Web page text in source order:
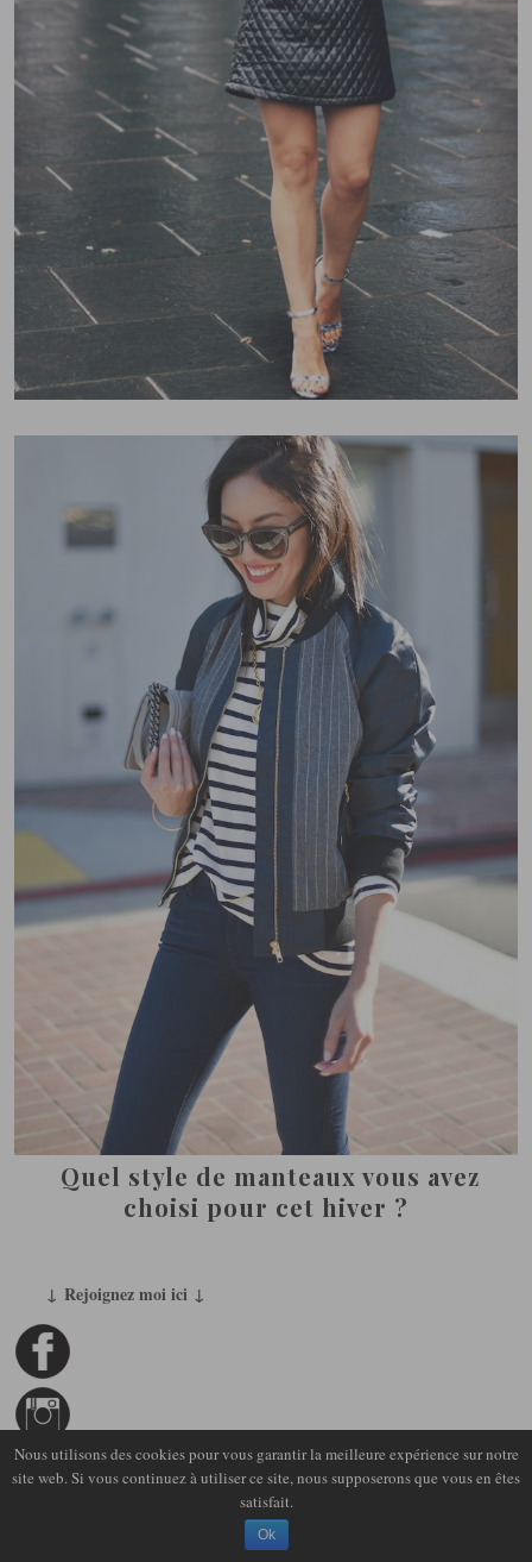
Quel style de manteaux vous avez
choisi pour cet hiver ?
↓ Rejoignez moi ici ↓
Nous utilisons des cookies pour vous garantir la meilleure expérience sur notre
site web. Si vous continuez à utiliser ce site, nous supposerons que vous en êtes
satisfait.
Ok